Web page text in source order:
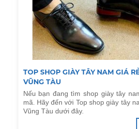
TOP SHOP GIÀY TÂY NAM GIÁ
VŨNG TÀU
Nếu bạn đang tìm shop giày tây
mã. Hãy đến với Top shop giày tây
Vũng Tàu dưới đây.